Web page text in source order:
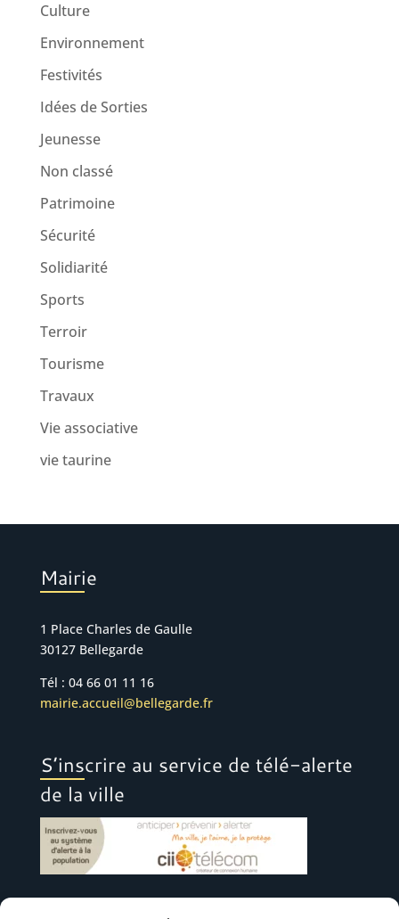
Culture
Environnement
Festivités
Idées de Sorties
Jeunesse
Non classé
Patrimoine
Sécurité
Solidiarité
Sports
Terroir
Tourisme
Travaux
Vie associative
vie taurine
Mairie
1 Place Charles de Gaulle
30127 Bellegarde
Tél : 04 66 01 11 16
mairie.accueil@bellegarde.fr
S’inscrire au service de télé-alerte
de la ville